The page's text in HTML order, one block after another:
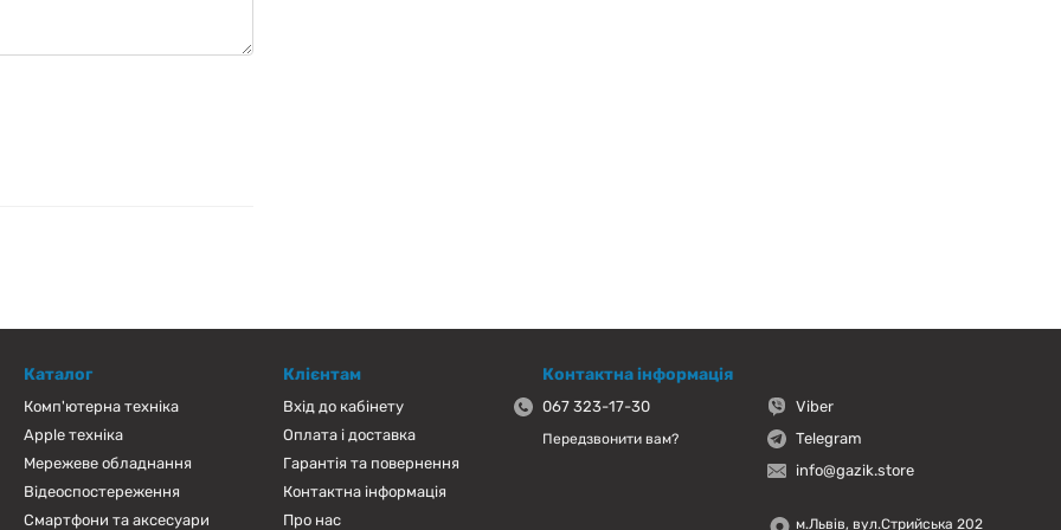
Каталог
Комп'ютерна техніка
Apple техніка
Мережеве обладнання
Відеоспостереження
Смартфони та аксесуари
Клієнтам
Вхід до кабінету
Оплата і доставка
Гарантія та повернення
Контактна інформація
Про нас
Контактна інформація
067 323-17-30
Передзвонити вам?
Viber
Telegram
info@gazik.store
м.Львів, вул.Стрийська 202